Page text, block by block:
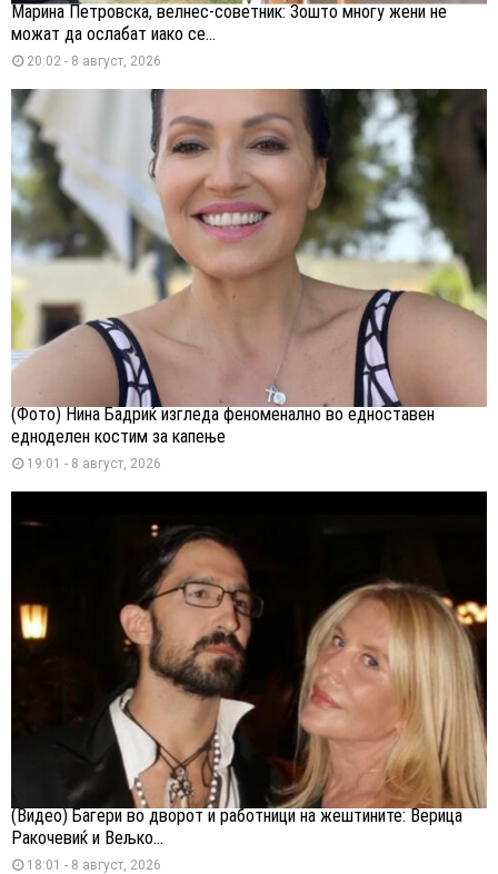
Марина Петровска, велнес-советник: Зошто многу жени не
можат да ослабат иако се...
20:02 - 8 август, 2026
(Фото) Нина Бадриќ изгледа феноменално во едноставен
едноделен костим за капење
19:01 - 8 август, 2026
(Видео) Багери во дворот и работници на жештините: Верица
Ракочевиќ и Вељко...
18:01 - 8 август, 2026